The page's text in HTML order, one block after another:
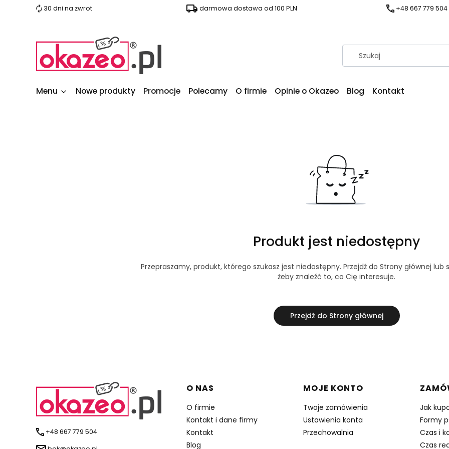
30 dni na zwrot darmowa dostawa od 100 PLN +48 667 779 504
Menu Nowe produkty Promocje Polecamy O firmie Opinie o Okazeo Blog Kontakt
Produkt jest niedostępny
Przepraszamy, produkt, którego szukasz jest niedostępny. Przejdź do Strony głównej lub
żeby znaleźć to, co Cię interesuje.
Przejdź do Strony głównej
+48 667 779 504
Linki w stopce
O NAS
O firmie
Kontakt i dane firmy
Kontakt
Blog
MOJE KONTO
Twoje zamówienia
Ustawienia konta
Przechowalnia
Jak
Formy
Czas i
Czas